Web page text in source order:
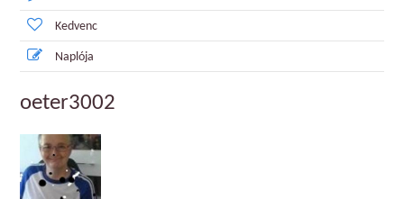
Kedvenc
Naplója
oeter3002